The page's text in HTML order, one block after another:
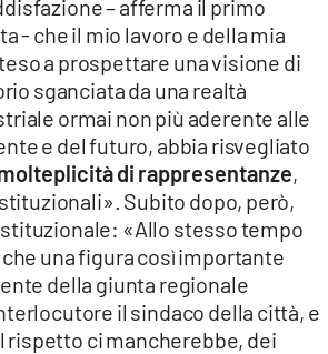
– afferma il primo
- che il mio lavoro e della mia
a prospettare una visione di
sganciata da una realtà
ormai non più aderente alle
e del futuro, abbia risvegliato
di rappresentanze,
Subito dopo, però,
«Allo stesso tempo
una figura così importante
della giunta regionale
il sindaco della città, e
rispetto ci mancherebbe, dei